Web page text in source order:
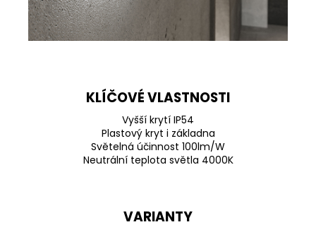
KLÍČOVÉ VLASTNOSTI
Vyšší krytí IP54
Plastový kryt i základna
Světelná účinnost 100lm/W
Neutrální teplota světla 4000K
VARIANTY